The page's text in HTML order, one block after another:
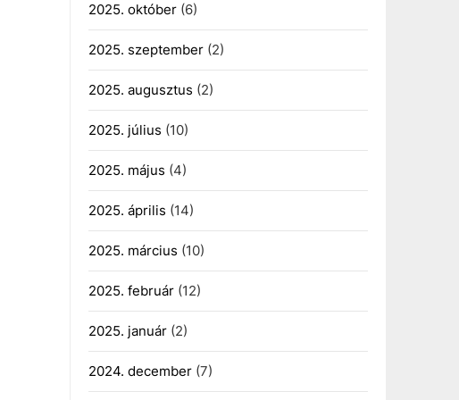
2025. október(6)
2025. szeptember(2)
2025. augusztus (2)
2025. július (10)
2025. május (4)
2025. április (14)
2025. március (10)
2025. február(12)
2025. január(2)
2024. december(7)